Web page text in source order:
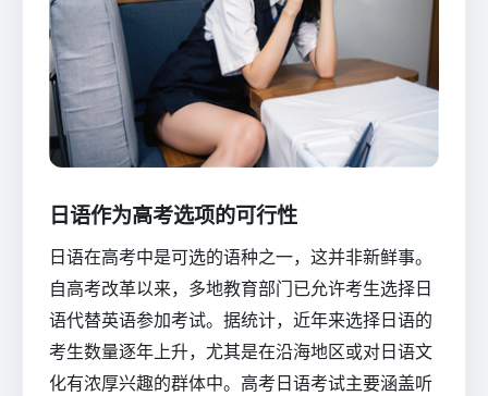
日语作为高考选项的可行性
日语在高考中是可选的语种之一，这并非新鲜事。
自高考改革以来，多地教育部门已允许考生选择日
语代替英语参加考试。据统计，近年来选择日语的
考生数量逐年上升，尤其是在沿海地区或对日语文
化有浓厚兴趣的群体中。高考日语考试主要涵盖听